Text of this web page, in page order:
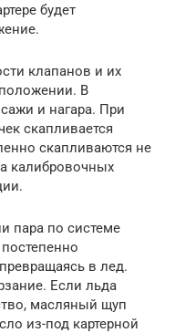
будет
клапанов и их
В
и нагара. При
скапливается
скапливаются не
калибровочных
пара по системе
в лед.
Если льда
масляный щуп
из-под картерной